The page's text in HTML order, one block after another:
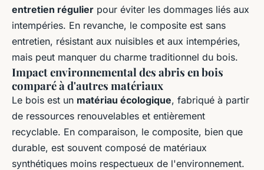
entretien régulier pour éviter les dommages liés aux
intempéries. En revanche, le composite est sans
entretien, résistant aux nuisibles et aux intempéries,
mais peut manquer du charme traditionnel du bois.
Impact environnemental des abris en bois
comparé à d'autres matériaux
Le bois est un matériau écologique, fabriqué à partir
de ressources renouvelables et entièrement
recyclable. En comparaison, le composite, bien que
durable, est souvent composé de matériaux
synthétiques moins respectueux de l'environnement.